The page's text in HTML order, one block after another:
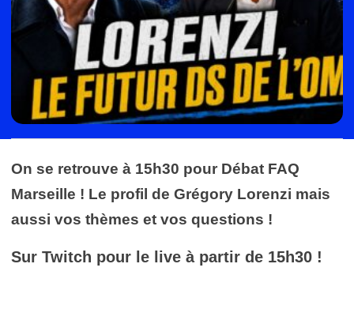
On se retrouve à 15h30 pour Débat FAQ
Marseille ! Le profil de Grégory Lorenzi mais
aussi vos thèmes et vos questions !
Sur Twitch pour le live à partir de 15h30 !